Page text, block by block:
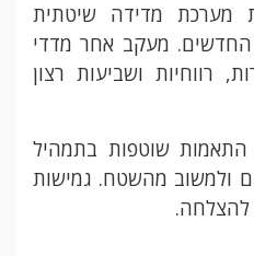
מערכת מדידה שיטתית
החדשים. מעקב אחר מדדי
רווחיות ושביעות רצון
התאמות שוטפות בתמהיל
ולמשוב מהשטח. גמישות
להצלחה.